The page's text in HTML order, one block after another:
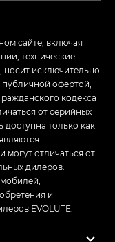
сайте, включая
технические
носит исключительно
офертой,
кодекса
от серийных
только как
отличаться от
дилеров.
и
EVOLUTE.